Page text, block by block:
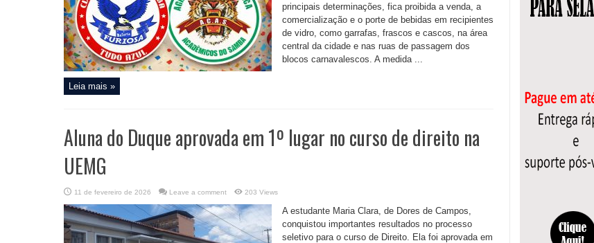
principais determinações, fica proibida a venda, a
comercialização e o porte de bebidas em recipientes
de vidro, como garrafas, frascos e cascos, na área
central da cidade e nas ruas de passagem dos
blocos carnavalescos. A medida ...
Leia mais »
Aluna do Duque aprovada em 1º lugar no curso de direito na
UEMG
11 de fevereiro de 2026 Leave a comment 203 Views
A estudante Maria Clara, de Dores de Campos,
conquistou importantes resultados no processo
seletivo para o curso de Direito. Ela foi aprovada em